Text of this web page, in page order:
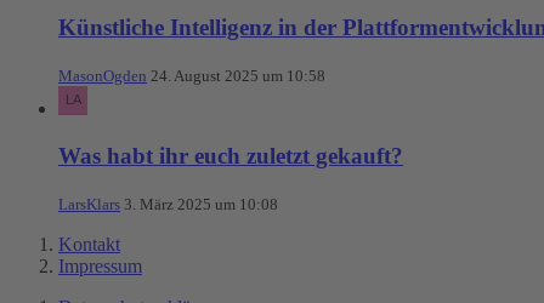
Künstliche Intelligenz in der
MasonOgden 24. August 2025 um 10:58
Was habt ihr euch zuletzt gekauft?
LarsKlars 3. März 2025 um 10:08
Kontakt
Impressum